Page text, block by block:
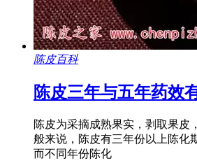
陈皮百科
陈皮三年与五年药效
陈皮为采摘成熟果实，剥取果皮
般来说，陈皮有三年份以上陈化
而不同年份陈化